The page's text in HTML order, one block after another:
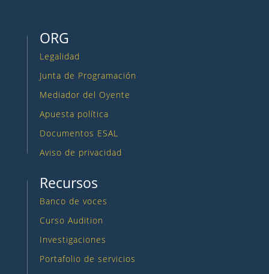
ORG
Legalidad
Junta de Programación
Mediador del Oyente
Apuesta política
Documentos ESAL
Aviso de privacidad
Recursos
Banco de voces
Curso Audition
Investigaciones
Portafolio de servicios